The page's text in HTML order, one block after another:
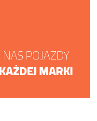
POJAZDY
MARKI